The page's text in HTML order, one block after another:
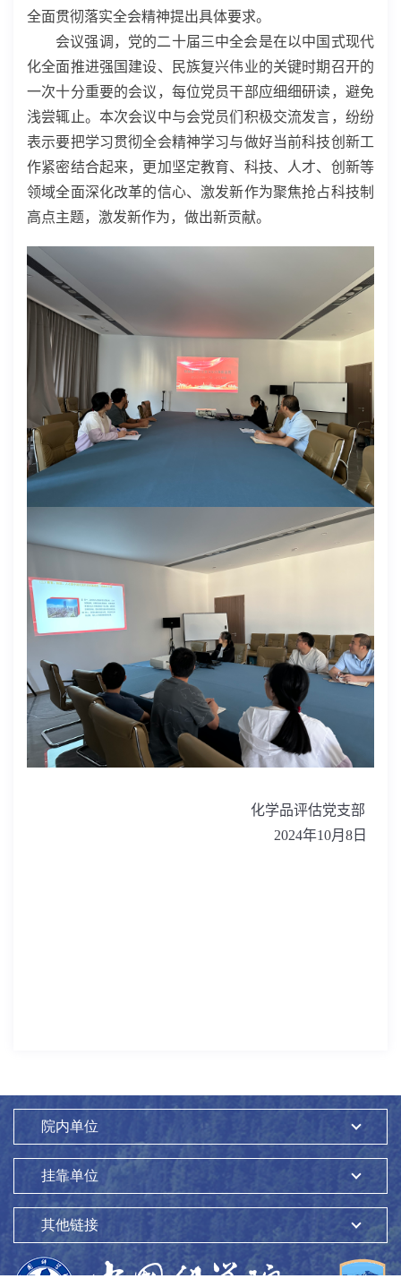
全面贯彻落实全会精神提出具体要求。
会议强调，党的二十届三中全会是在以中国式现代
化全面推进强国建设、民族复兴伟业的关键时期召开的
一次十分重要的会议，每位党员干部应细细研读，避免
浅尝辄止。本次会议中与会党员们积极交流发言，纷纷
表示要把学习贯彻全会精神学习与做好当前科技创新工
作紧密结合起来，更加坚定教育、科技、人才、创新等
领域全面深化改革的信心、激发新作为聚焦抢占科技制
高点主题，激发新作为，做出新贡献。
化学品评估党支部
2024年10月8 日
院内单位
挂靠单位
其他链接